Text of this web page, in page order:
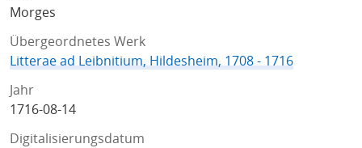
Morges
Übergeordnetes Werk
Litterae ad Leibnitium, Hildesheim, 1708 - 1716
Jahr
1716-08-14
Digitalisierungsdatum